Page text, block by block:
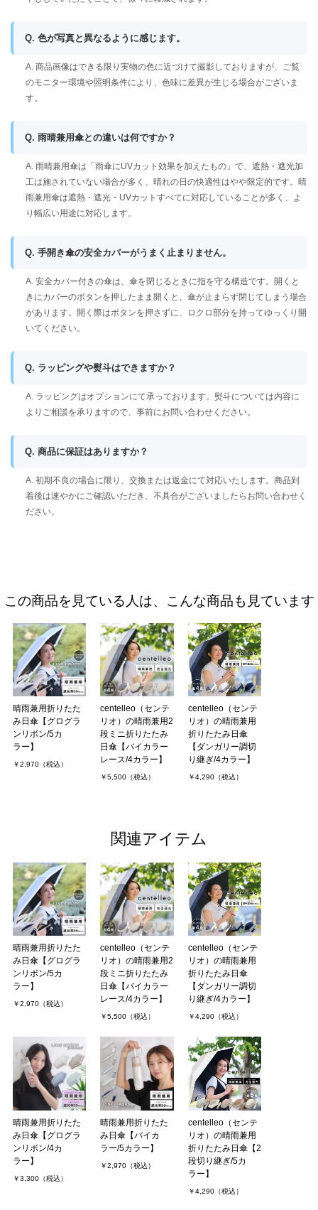
Q. 色が写真と異なるように感じます。
A. 商品画像はできる限り実物の色に近づけて撮影しておりますが、ご覧
のモニター環境や照明条件により、色味に差異が生じる場合がございま
す。
Q. 雨晴兼用傘との違いは何ですか？
A. 雨晴兼用傘は「雨傘にUVカット効果を加えたもの」で、遮熱・遮光加
工は施されていない場合が多く、晴れの日の快適性はやや限定的です。晴
雨兼用傘は遮熱・遮光・UVカットすべてに対応していることが多く、よ
り幅広い用途に対応します。
Q. 手開き傘の安全カバーがうまく止まりません。
A. 安全カバー付きの傘は、傘を閉じるときに指を守る構造です。開くと
きにカバーのボタンを押したまま開くと、傘が止まらず閉じてしまう場合
があります。開く際はボタンを押さずに、ロクロ部分を持ってゆっくり開
いてください。
Q. ラッピングや熨斗はできますか？
A. ラッピングはオプションにて承っております。熨斗については内容に
よりご相談を承りますので、事前にお問い合わせください。
Q. 商品に保証はありますか？
A. 初期不良の場合に限り、交換または返金にて対応いたします。商品到
着後は速やかにご確認いただき、不具合がございましたらお問い合わせく
ださい。
この商品を見ている人は、こんな商品も見ています
晴雨兼用折りたた
み日傘【グログラ
ンリボン/5カ
ラー】
￥2,970（税込）
centelleo（センテ
リオ）の晴雨兼用2
段ミニ折りたたみ
日傘【バイカラー
レース/4カラー】
￥5,500（税込）
centelleo（センテ
リオ）の晴雨兼用
折りたたみ日傘
【ダンガリー調切
り継ぎ/4カラー】
￥4,290（税込）
関連アイテム
晴雨兼用折りたた
み日傘【グログラ
ンリボン/5カ
ラー】
￥2,970（税込）
centelleo（センテ
リオ）の晴雨兼用2
段ミニ折りたたみ
日傘【バイカラー
レース/4カラー】
￥5,500（税込）
centelleo（センテ
リオ）の晴雨兼用
折りたたみ日傘
【ダンガリー調切
り継ぎ/4カラー】
￥4,290（税込）
晴雨兼用折りたた
み日傘【グログラ
ンリボン/4カ
ラー】
￥3,300（税込）
晴雨兼用折りたた
み日傘【バイカ
ラー/5カラー】
￥2,970（税込）
centelleo（センテ
リオ）の晴雨兼用
折りたたみ日傘【2
段切り継ぎ/5カ
ラー】
￥4,290（税込）